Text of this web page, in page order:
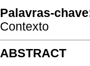
Palavras-
Contexto
ABSTRACT